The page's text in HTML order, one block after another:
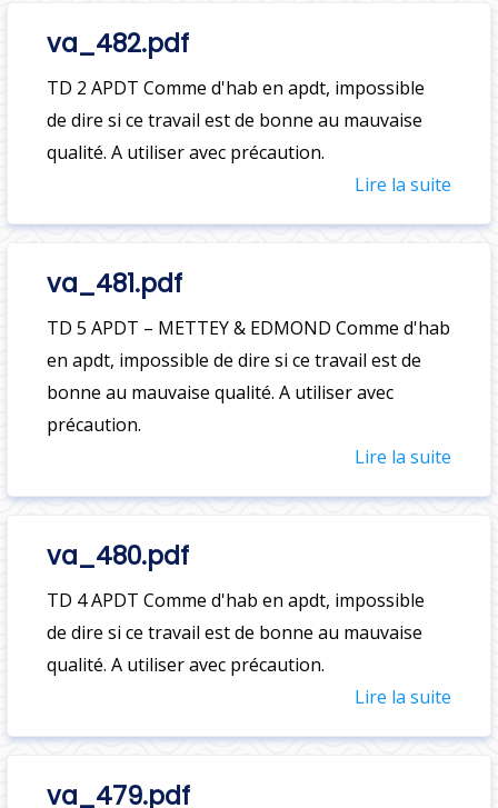
va_482.pdf
TD 2 APDT Comme d'hab en apdt, impossible
de dire si ce travail est de bonne au mauvaise
qualité. A utiliser avec précaution.
Lire la suite
va_481.pdf
TD 5 APDT – METTEY & EDMOND Comme d'hab
en apdt, impossible de dire si ce travail est de
bonne au mauvaise qualité. A utiliser avec
précaution.
Lire la suite
va_480.pdf
TD 4 APDT Comme d'hab en apdt, impossible
de dire si ce travail est de bonne au mauvaise
qualité. A utiliser avec précaution.
Lire la suite
va_479.pdf